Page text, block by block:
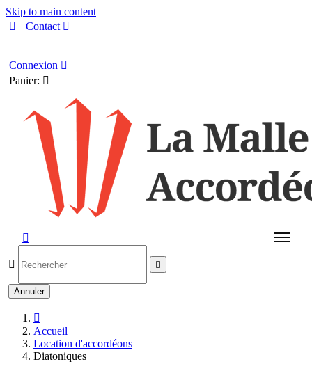
Skip to main content

Contact 
Connexion 
Panier: 

 
Annuler

Accueil
Location d'accordéons
Diatoniques